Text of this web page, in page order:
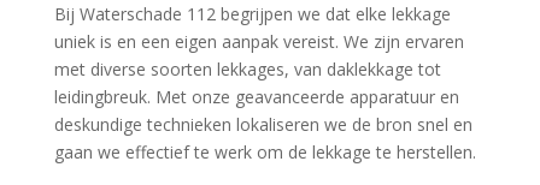
Bij Waterschade 112 begrijpen we dat elke lekkage
uniek is en een eigen aanpak vereist.​ We zijn ervaren
met diverse soorten lekkages, van daklekkage tot
leidingbreuk.​ Met onze geavanceerde apparatuur en
deskundige technieken lokaliseren we de bron snel en
gaan we effectief te werk om de lekkage te herstellen.​